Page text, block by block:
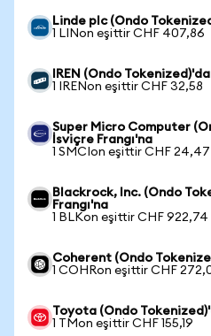
Linde plc (Ondo
1 LINon eşittir CHF 407,86
IREN (Ondo
1 IRENon eşittir CHF 32,58
Super Micro Computer
İsviçre Frangı'na
1 SMCIon eşittir CHF 24,47
Blackrock, Inc. (Ondo
Frangı'na
1 BLKon eşittir CHF 922,74
Coherent (Ondo
1 COHRon eşittir CHF
Toyota (Ondo
1 TMon eşittir CHF 155,19